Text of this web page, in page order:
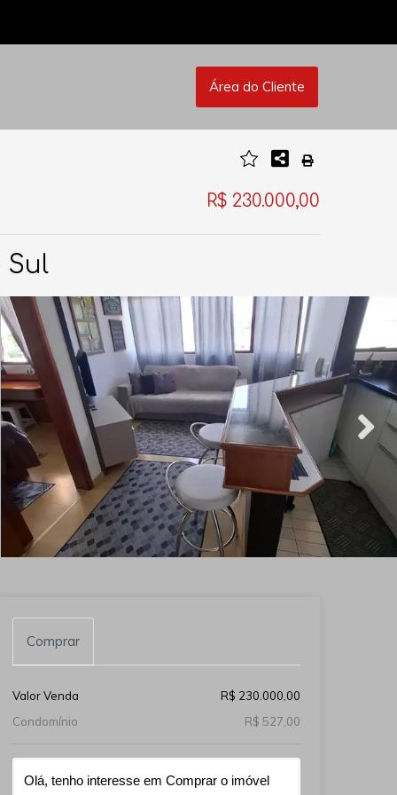
Área do Cliente
R$ 230.000,00
Sul
Comprar
Valor Venda
R$ 230.000,00
Condomínio
R$ 527,00